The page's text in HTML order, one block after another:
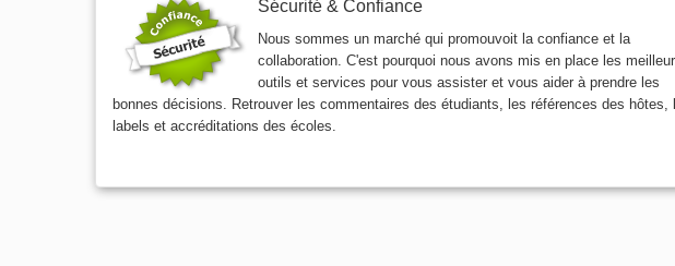
Sécurité & Confiance
Nous sommes un marché qui promouvoit la confiance et la
collaboration. C'est pourquoi nous avons mis en place les
outils et services pour vous assister et vous aider à prendre les
bonnes décisions. Retrouver les commentaires des étudiants, les références des hôtes,
labels et accréditations des écoles.